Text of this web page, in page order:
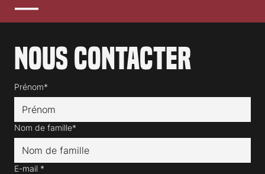
Nous contacter
Prénom*
Nom de famille*
E-mail *